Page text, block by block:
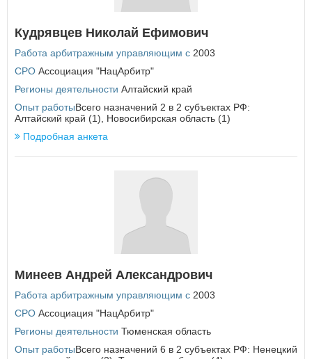
Ханты-Мансийский автономный округ - Югра
Ч
Челябинская область
Чеченская Республика
Чувашская Республика
Чукотский автономный округ
Я
Кудрявцев Николай Ефимович
Работа арбитражным управляющим с 2003
СРО Ассоциация "НацАрбитр"
Регионы деятельности Алтайский край
Опыт работыВсего назначений 2 в 2 субъектах РФ:
Алтайский край (1), Новосибирская область (1)
Подробная анкета
Минеев Андрей Александрович
Работа арбитражным управляющим с 2003
СРО Ассоциация "НацАрбитр"
Регионы деятельности Тюменская область
Опыт работыВсего назначений 6 в 2 субъектах РФ: Ненецкий